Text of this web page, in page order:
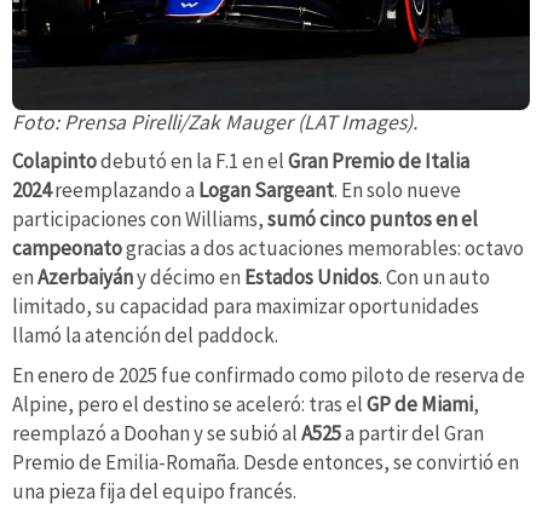
Foto: Prensa Pirelli/Zak Mauger (LAT Images).
Colapintodebutó en la F.1 en elGran Premio de Italia
2024reemplazando a Logan Sargeant. En solo nueve
participaciones con Williams,sumó cinco puntos en el
campeonatogracias a dos actuaciones memorables: octavo
enAzerbaiyány décimo en Estados Unidos. Con un auto
limitado, su capacidad para maximizar oportunidades
llamó la atención del paddock.
En enero de 2025 fue confirmado como piloto de reserva de
Alpine, pero el destino se aceleró: tras elGP de Miami,
reemplazó a Doohan y se subió alA525a partir del Gran
Premio de Emilia-Romaña. Desde entonces, se convirtió en
una pieza fija del equipo francés.